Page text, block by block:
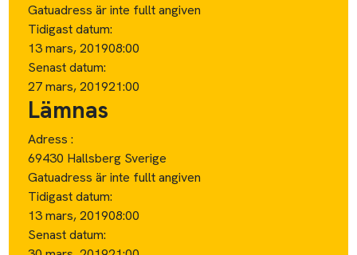
Gatuadress är inte fullt angiven
Tidigast datum:
13 mars, 201908:00
Senast datum:
27 mars, 201921:00
Lämnas
Adress :
69430 Hallsberg Sverige
Gatuadress är inte fullt angiven
Tidigast datum:
13 mars, 201908:00
Senast datum: